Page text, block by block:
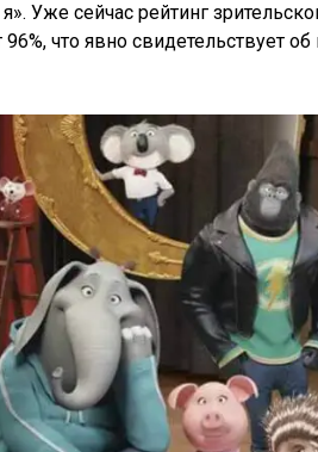
Уже сейчас рейтинг
что явно свидетельствует